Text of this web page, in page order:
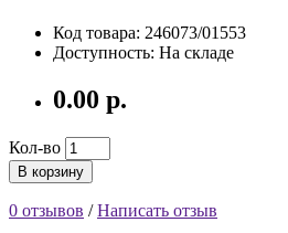
Код товара: 246073/01553
Доступность: На складе
0.00 р.
Кол-во
В корзину
0 отзывов /Написать отзыв